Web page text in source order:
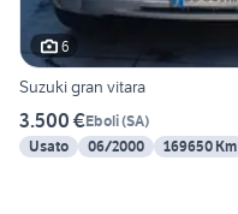
6
Suzuki gran vitara
3.500 €Eboli(SA)
Usato
06/2000 169650 Km